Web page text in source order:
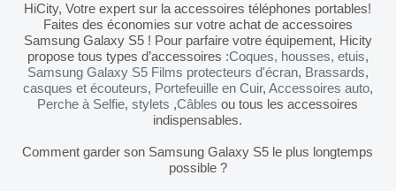
HiCity, Votre expert sur la accessoires téléphones portables!
Faites des économies sur votre achat de accessoires
Samsung Galaxy S5 ! Pour parfaire votre équipement, Hicity
propose tous types d’accessoires :Coques, housses, etuis,
Samsung Galaxy S5 Films protecteurs d'écran, Brassards,
casques et écouteurs, Portefeuille en Cuir, Accessoires auto,
Perche à Selfie,stylets ,Câbles ou tous les accessoires
indispensables.
Comment garder son Samsung Galaxy S5 le plus longtemps
possible ?